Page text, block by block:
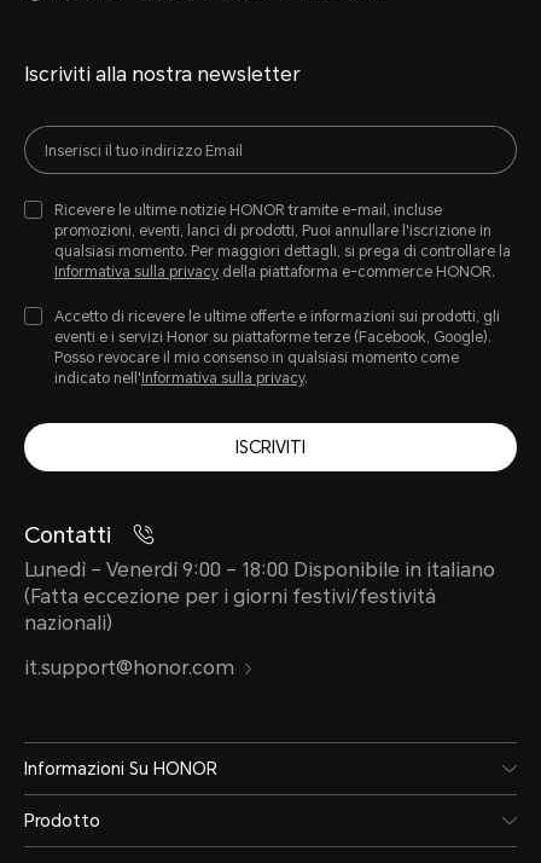
Iscriviti alla nostra newsletter
Ricevere le ultime notizie HONOR tramite e-mail, incluse
promozioni, eventi, lanci di prodotti, Puoi annullare l'iscrizione in
qualsiasi momento. Per maggiori dettagli, si prega di controllare la
Informativa sulla privacy della piattaforma e-commerce HONOR.
Accetto di ricevere le ultime offerte e informazioni sui prodotti, gli
eventi e i servizi Honor su piattaforme terze (Facebook, Google).
Posso revocare il mio consenso in qualsiasi momento come
indicato nell'Informativa sulla privacy.
ISCRIVITI
Contatti
Lunedì – Venerdì 9:00 – 18:00 Disponibile in italiano
(Fatta eccezione per i giorni festivi/festività
nazionali)
it.support@honor.com
Informazioni Su HONOR
Prodotto